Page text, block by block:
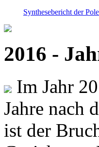
Synthesebericht der
2016 -
Im Jahr
Jahre nach
ist der